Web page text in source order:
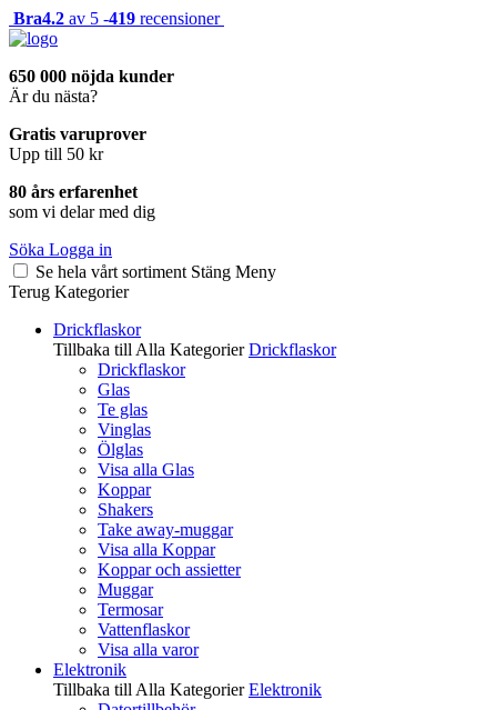
Bra4.2 av 5 -419 recensioner
650 000 nöjda kunder
Är du nästa?
Gratis varuprover
Upp till 50 kr
80 års erfarenhet
som vi delar med dig
Söka Logga in
Se hela vårt sortiment Stäng Meny
Terug Kategorier
Drickflaskor
Tillbaka till Alla Kategorier Drickflaskor
Drickflaskor
Glas
Te glas
Vinglas
Ölglas
Visa alla Glas
Koppar
Shakers
Take away-muggar
Visa alla Koppar
Koppar och assietter
Muggar
Termosar
Vattenflaskor
Visa alla varor
Elektronik
Tillbaka till Alla Kategorier Elektronik